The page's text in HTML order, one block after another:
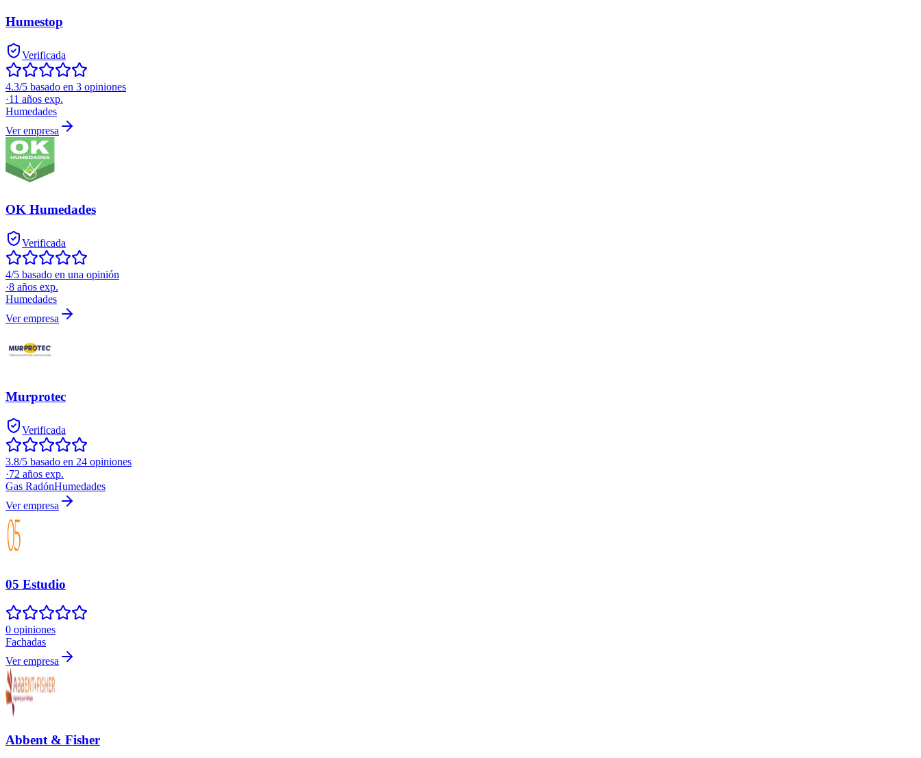
Humestop
Verificada
4.3/5 basado en 3 opiniones
·11 años exp.
Humedades
Ver empresa
OK Humedades
Verificada
4/5 basado en una opinión
·8 años exp.
Humedades
Ver empresa
Murprotec
Verificada
3.8/5 basado en 24 opiniones
·72 años exp.
Gas RadónHumedades
Ver empresa
05 Estudio
0 opiniones
Fachadas
Ver empresa
Abbent & Fisher